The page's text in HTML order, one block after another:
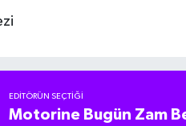
EDITÖRÜN SEÇTIĞI
Motorine Bugün Zam